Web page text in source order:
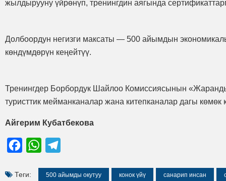
жылдырууну үйрөнүп, тренингдин аягында
Долбоордун негизги максаты — 500 айымдын
көндүмдөрүн кеңейтүү.
Тренингдер Борбордук Шайлоо Комиссиясынын
туристтик мейманканалар жана китепканалар дагы көмөк
Айгерим Кубатбекова
FacebookWhatsApp
Теги: 500 айымды окутуу конок үйү санарип инсан